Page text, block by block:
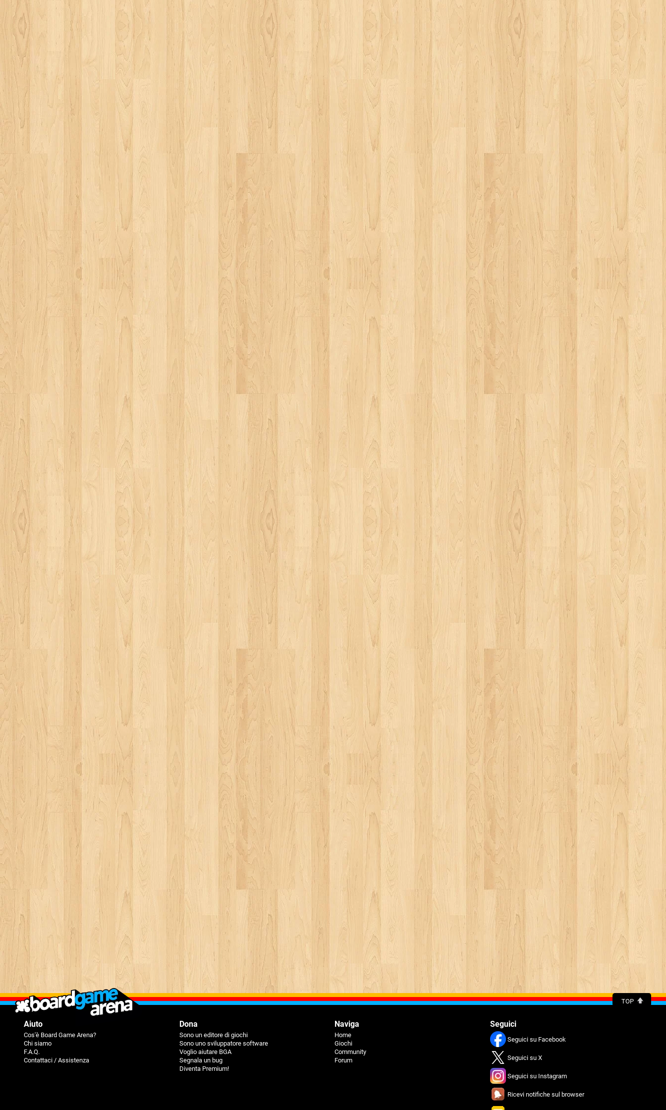
TOP
Aiuto
Cos'è Board Game Arena?
Chi siamo
F.A.Q.
Contattaci / Assistenza
Dona
Sono un editore di giochi
Sono uno sviluppatore software
Voglio aiutare BGA
Segnala un bug
Diventa Premium!
Naviga
Home
Giochi
Community
Forum
Seguici
Seguici su Facebook
Seguici su X
Seguici su Instagram
Ricevi notifiche sul browser